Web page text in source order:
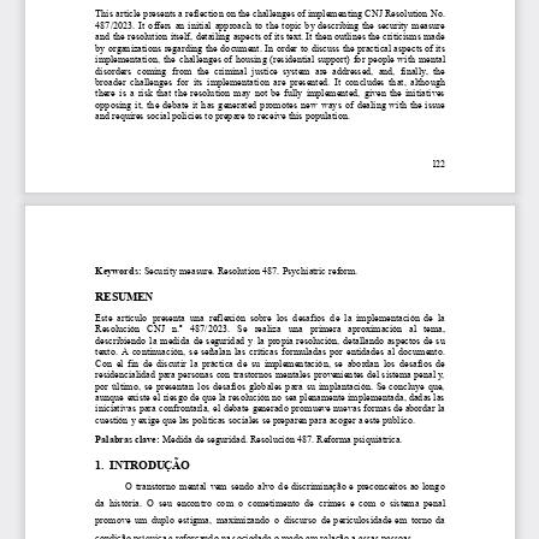
This article presents a reflection on the challenges of implementing CNJ Resolution No.
487/2023. It offers an initial approach to the topic by describing the security measure
and the resolution itself, detailing aspects of its text. It then outlines the criticisms made
by organizations regarding the document. In order to discuss the practical aspects of its
implementation, the challenges of housing (residential support) for people with mental
disorders coming from the criminal justice system are addressed, and, finally,
the
broader challenges for its implementation are presented. It concludes that, although
there is a risk that the resolution may not be fully implemented, given the initiatives
opposing it, the debate it has generated promotes new ways of dealing with the issue
and requires social policies to prepare to receive this population.
122
Keywords: Security measure. Resolution 487. Psychiatric reform.
RESUMEN
Este artículo presenta una reflexión sobre los desafíos de la implementación de la
Resolución
CNJ n.º 487/2023. Se realiza una primera aproximación al
tema,
describiendo la medida de seguridad y la propia resolución, detallando aspectos de su
texto. A continuación, se señalan las críticas formuladas por entidades al documento.
Con el fin de discutir la práctica de su implementación, se abordan los desafíos de
residencialidad para personas con trastornos mentales provenientes del sistema penal y,
por último, se presentan los desafíos globales para su implantación. Se concluye que,
aunque existe el riesgo de que la resolución no sea plenamente implementada, dadas las
iniciativas para confrontarla, el debate generado promueve nuevas formas de abordar la
cuestión y exige que las políticas sociales se preparen para acoger a este público.
Palabras clave: Medida de seguridad. Resolución 487. Reforma psiquiátrica.
1. INTRODUÇÃO
O transtorno mental vem sendo alvo de discriminação e preconceitos ao longo
da história. O seu encontro com o cometimento de crimes e com o sistema penal
promove um duplo estigma, maximizando o discurso de periculosidade em torno da
condição psíquica e reforçando na sociedade o medo em relação a essas pessoas.